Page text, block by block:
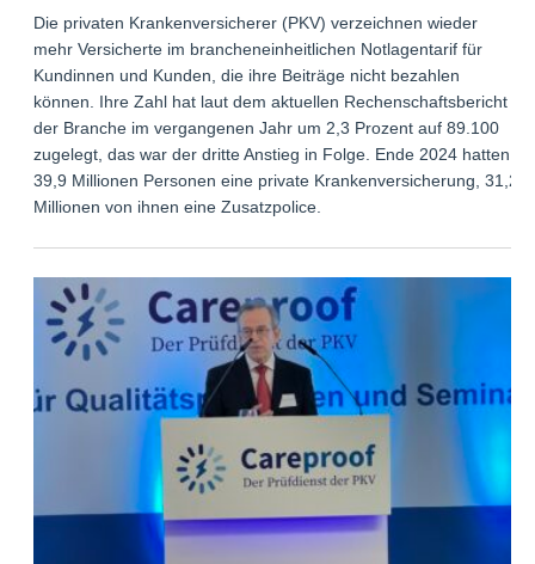
Die privaten Krankenversicherer (PKV) verzeichnen wieder
mehr Versicherte im brancheneinheitlichen Notlagentarif für
Kundinnen und Kunden, die ihre Beiträge nicht bezahlen
können. Ihre Zahl hat laut dem aktuellen Rechenschaftsbericht
der Branche im vergangenen Jahr um 2,3 Prozent auf 89.100
zugelegt, das war der dritte Anstieg in Folge. Ende 2024 hatten
39,9 Millionen Personen eine private Krankenversicherung, 31,2
Millionen von ihnen eine Zusatzpolice.